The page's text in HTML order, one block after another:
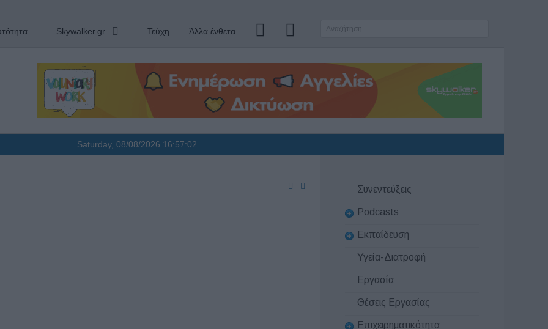
Skywalker.gr Τεύχη Άλλα ένθετα
Saturday, 08/08/2026 16:57:03
Συνεντεύξεις
Podcasts
Εκπαίδευση
Υγεία-Διατροφή
Εργασία
Θέσεις Εργασίας
Επιχειρηματικότητα